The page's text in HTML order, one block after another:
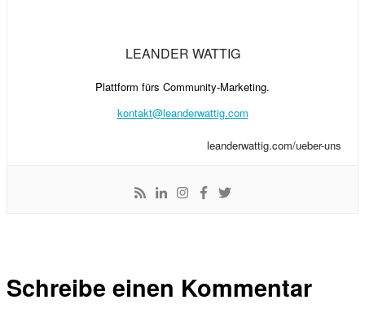
LEANDER WATTIG
Plattform fürs Community-Marketing.
kontakt@leanderwattig.com
leanderwattig.com/ueber-uns
Schreibe einen Kommentar